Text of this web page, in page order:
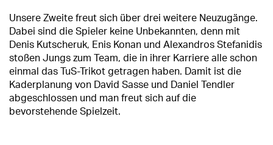
Unsere Zweite freut sich über drei weitere Neuzugänge.
Dabei sind die Spieler keine Unbekannten, denn mit
Denis Kutscheruk, Enis Konan und Alexandros Stefanidis
stoßen Jungs zum Team, die in ihrer Karriere alle schon
einmal das TuS-Trikot getragen haben. Damit ist die
Kaderplanung von David Sasse und Daniel Tendler
abgeschlossen und man freut sich auf die
bevorstehende Spielzeit.